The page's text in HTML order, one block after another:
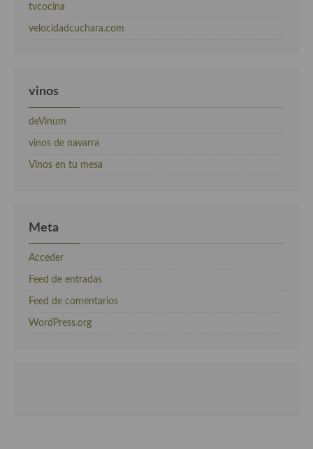
tvcocina
velocidadcuchara.com
vinos
deVinum
vinos de navarra
Vinos en tu mesa
Meta
Acceder
Feed de entradas
Feed de comentarios
WordPress.org